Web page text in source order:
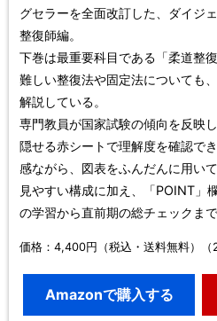
グセラーを全面改訂した、ダイジ
整復師編。
下巻は最重要科目である「柔道整
難しい整復法や固定法についても
解説している。
専門教員が国家試験の傾向を反映
隠せる赤シートで理解度を確認で
感ながら、図表をふんだんに用い
見やすい構成に加え、「POINT」
の学習から直前期の総チェックま
価格：4,400円（税込・送料無料）（
Amazonで購入する